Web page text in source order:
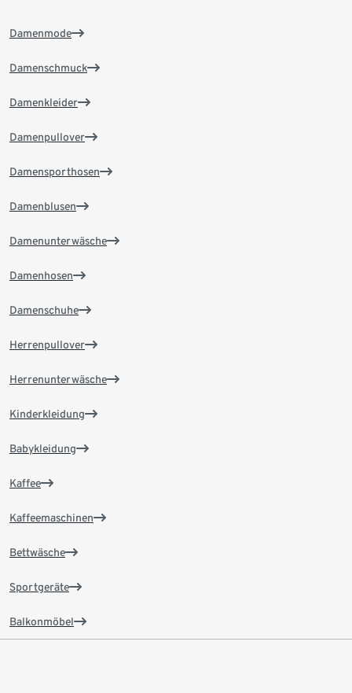
Damenmode
Damenschmuck
Damenkleider
Damenpullover
Damensporthosen
Damenblusen
Damenunterwäsche
Damenhosen
Damenschuhe
Herrenpullover
Herrenunterwäsche
Kinderkleidung
Babykleidung
Kaffee
Kaffeemaschinen
Bettwäsche
Sportgeräte
Balkonmöbel